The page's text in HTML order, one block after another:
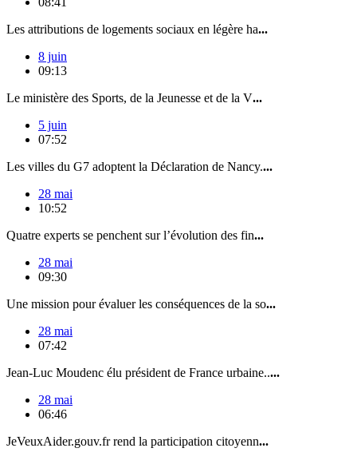
Les attributions de logements sociaux en légère ha...
8 juin
09:13
Le ministère des Sports, de la Jeunesse et de la V...
5 juin
07:52
Les villes du G7 adoptent la Déclaration de Nancy....
28 mai
10:52
Quatre experts se penchent sur l’évolution des fin...
28 mai
09:30
Une mission pour évaluer les conséquences de la so...
28 mai
07:42
Jean-Luc Moudenc élu président de France urbaine.....
28 mai
06:46
JeVeuxAider.gouv.fr rend la participation citoyenn...